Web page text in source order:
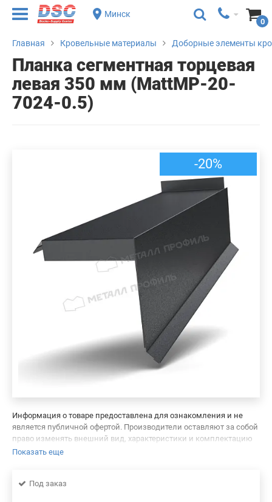
Минск
0
Главная Кровельные материалы Доборные элементы
Планка сегментная торцевая
левая 350 мм (MattMP-20-
7024-0.5)
-20%
Информация о товаре предоставлена для ознакомления и не
является публичной офертой. Производители оставляют за собой
право изменять внешний вид, характеристики и комплектацию
товара, предварительно не уведомляя продавцов и потребителей.
фотографиях товара. Будем благодарны вам за сообщение об
Показать еще
Под заказ